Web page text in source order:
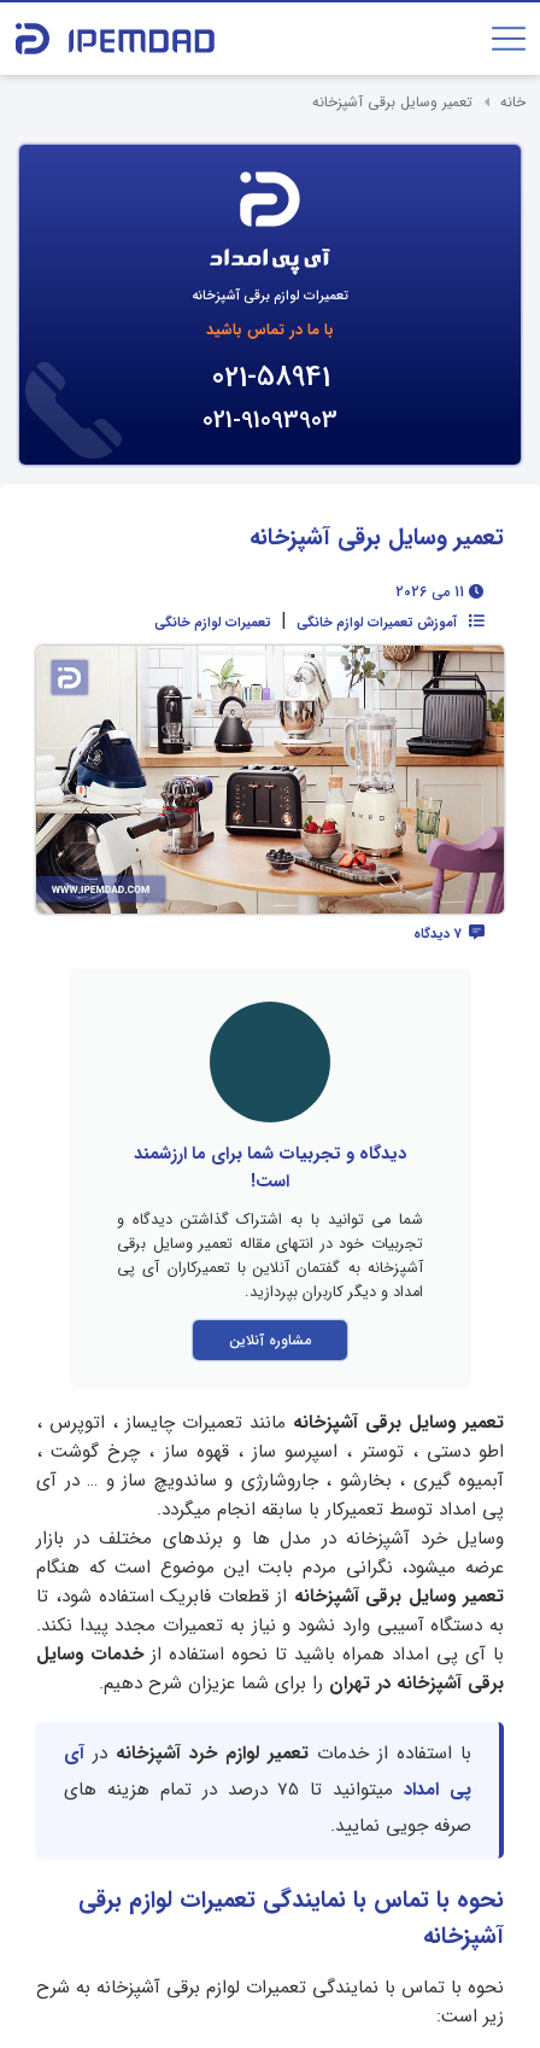
خانه تعمیر وسایل برقی آشپزخانه
تعمیرات لوازم برقی آشپزخانه
با ما در تماس باشید
021-58941
021-91093903
تعمیر وسایل برقی آشپزخانه
آموزش تعمیرات لوازم خانگی | تعمیرات لوازم خانگی
دیدگاه و تجربیات شما برای ما ارزشمند
است!
شما می توانید با به اشتراک گذاشتن دیدگاه و
تجربیات خود در انتهای مقاله تعمیر وسایل برقی
آشپزخانه به گفتمان آنلاین با تعمیرکاران آی پی
امداد و دیگر کاربران بپردازید.
مشاوره آنلاین
تعمیر وسایل برقی آشپزخانه مانند تعمیرات چایساز ، اتوپرس ،
اطو دستی ، توستر ، اسپرسو ساز ، قهوه ساز ، چرخ گوشت ،
آبمیوه گیری ، بخارشو ، جاروشارژی و ساندویچ ساز و … در آی
پی امداد توسط تعمیرکار با سابقه انجام میگردد.
وسایل خرد آشپزخانه در مدل ها و برندهای مختلف در بازار
عرضه میشود، نگرانی مردم بابت این موضوع است که هنگام
تعمیر وسایل برقی آشپزخانه از قطعات فابریک استفاده شود، تا
به دستگاه آسیبی وارد نشود و نیاز به تعمیرات مجدد پیدا نکند.
با آی پی امداد همراه باشید تا نحوه استفاده ازخدمات وسایل
برقی آشپزخانه در تهران را برای شما عزیزان شرح دهیم.
با استفاده از خدمات تعمیر لوازم خرد آشپزخانه در آی
پی امداد
میتوانید تا 75 درصد در تمام هزینه های
صرفه جویی نمایید.
نحوه با تماس با نمایندگی تعمیرات لوازم برقی
آشپزخانه
نحوه با تماس با نمایندگی تعمیرات لوازم برقی آشپزخانه به شرح
زیر است: